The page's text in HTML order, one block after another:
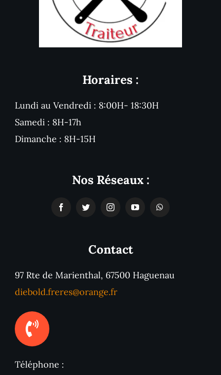
Horaires :
Lundi au Vendredi : 8:00H- 18:30H
Samedi : 8H-17h
Dimanche : 8H-15H
Nos Réseaux :
Contact
97 Rte de Marienthal, 67500 Haguenau
diebold.freres@orange.fr
Téléphone :